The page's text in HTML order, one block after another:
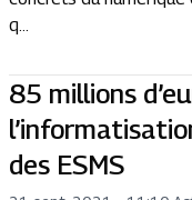
q...
85 millions
des ESMS